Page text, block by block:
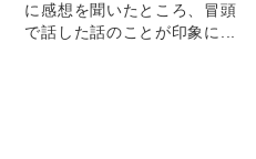
に感想を聞いたところ、冒頭
で話した話のことが印象に...